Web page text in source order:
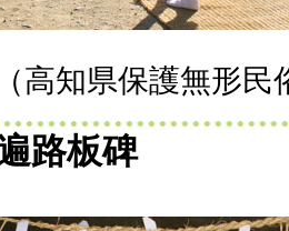
高知県保護無形民
路板碑